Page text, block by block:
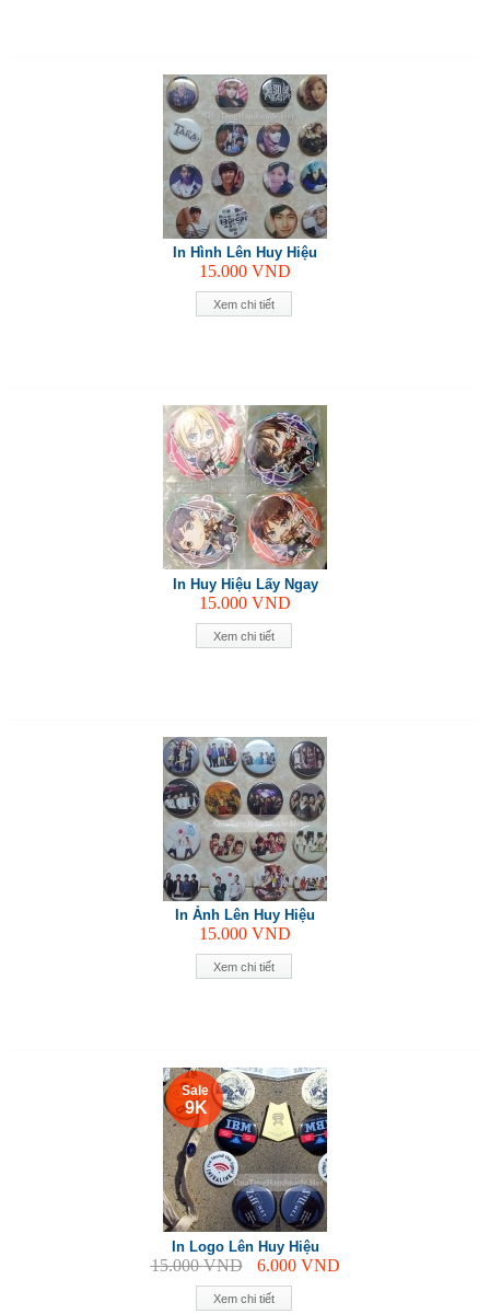
Xem chi tiết
In Hình Lên Huy Hiệu
15.000 VND
Xem chi tiết
In Huy Hiệu Lấy Ngay
15.000 VND
Xem chi tiết
In Ảnh Lên Huy Hiệu
15.000 VND
Xem chi tiết
Sale
9 K
In Logo Lên Huy Hiệu
15.000VND 6.000 VND